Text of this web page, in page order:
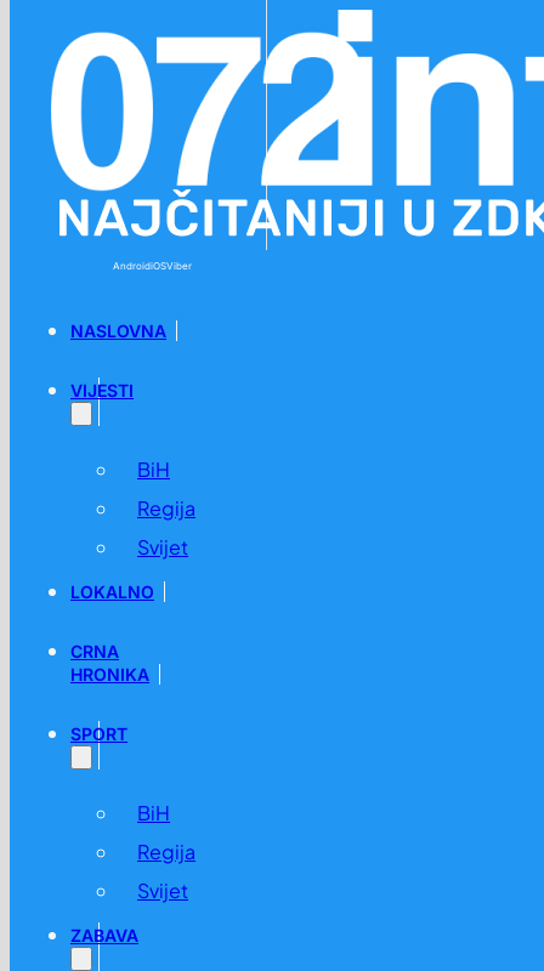
AndroidiOSViber
NASLOVNA
VIJESTI
BiH
Regija
Svijet
LOKALNO
CRNA
HRONIKA
SPORT
BiH
Regija
Svijet
ZABAVA